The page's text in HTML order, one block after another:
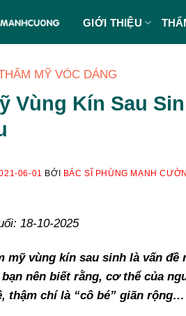
GIỚI THIỆU
MỸ VÓC DÁNG
Vùng Kín Sau
06-01 BỞI BÁC SĨ PHÙNG MẠNH
18-10-2025
mỹ vùng kín sau sinh là vấn
nên biết rằng, cơ thể của
thậm chí là “cô bé” giãn rộng…